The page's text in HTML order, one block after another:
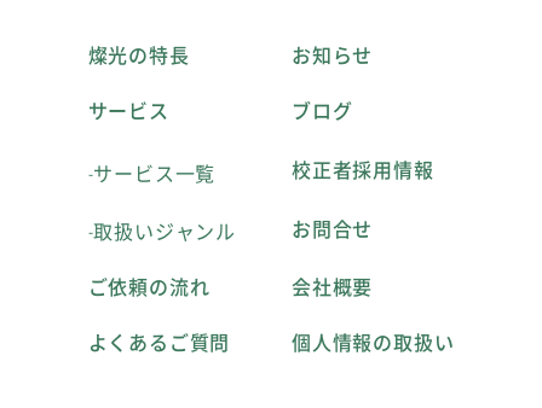
燦光の特長
サービス
サービス一覧
取扱いジャンル
ご依頼の流れ
よくあるご質問
お知らせ
ブログ
校正者採用情報
お問合せ
会社概要
個人情報の取扱い